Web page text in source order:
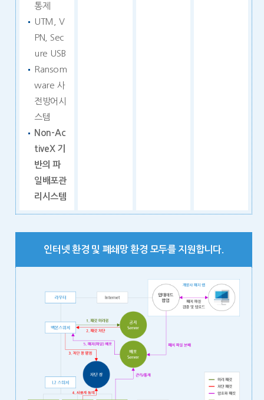
통제
UTM, V
PN, Sec
ure USB
Ransom
ware 사
전방어시
스템
Non-Ac
tiveX 기
반의 파
일배포관
리시스템
인터넷 환경 및 폐쇄망 환경 모두를 지원합니다.